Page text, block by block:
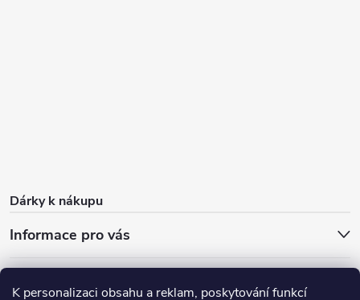
K personalizaci obsahu a reklam, poskytování funkcí
Dárky k nákupu
Informace pro vás